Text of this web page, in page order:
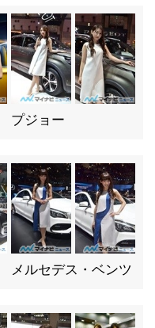
プジョー
メルセデス・ベンツ